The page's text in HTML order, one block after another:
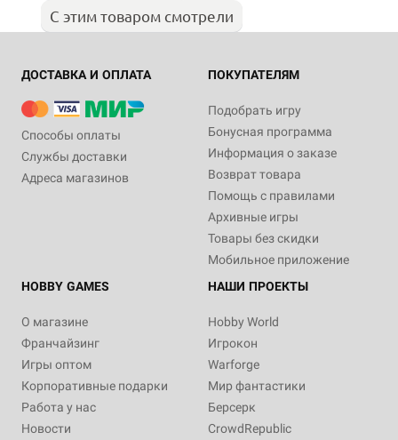
С этим товаром смотрели
ДОСТАВКА И ОПЛАТА
Способы оплаты
Службы доставки
Адреса магазинов
ПОКУПАТЕЛЯМ
Подобрать игру
Бонусная программа
Информация о заказе
Возврат товара
Помощь с правилами
Архивные игры
Товары без скидки
Мобильное приложение
HOBBY GAMES
О магазине
Франчайзинг
Игры оптом
Корпоративные подарки
Работа у нас
Новости
НАШИ ПРОЕКТЫ
Hobby World
Игрокон
Warforge
Мир фантастики
Берсерк
CrowdRepublic